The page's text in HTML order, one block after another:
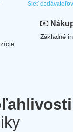
Sieť dodávateľov
Základné